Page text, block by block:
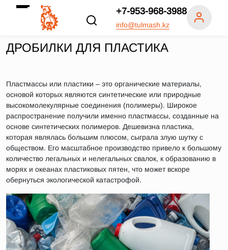
+7-953-968-3988
info@tulmash.kz
ДРОБИЛКИ ДЛЯ ПЛАСТИКА
Пластмассы или пластики – это органические материалы,
основой которых являются синтетические или природные
высокомолекулярные соединения (полимеры). Широкое
распространение получили именно пластмассы, созданные на
основе синтетических полимеров. Дешевизна пластика,
которая являлась большим плюсом, сыграла злую шутку с
обществом. Его масштабное производство привело к большому
количество легальных и нелегальных свалок, к образованию в
морях и океанах пластиковых пятен, что может вскоре
обернуться экологической катастрофой.